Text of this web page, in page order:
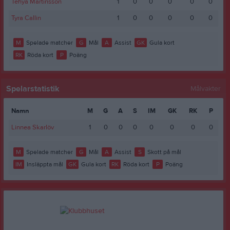
Tyra Callin
1 0 0 0 0 0
M Spelade matcher G Mål A Assist GK
Gula kort
RK
Röda kort P Poäng
Spelarstatistik Målvakter
Namn M G A S IM GK RK
P
Linnea Skarlöv
1 0 0 0 0 0 0 0
M Spelade matcher G Mål A Assist S
Skott på mål
IM
Insläppta mål GK Gula kort RK Röda kort P Poäng